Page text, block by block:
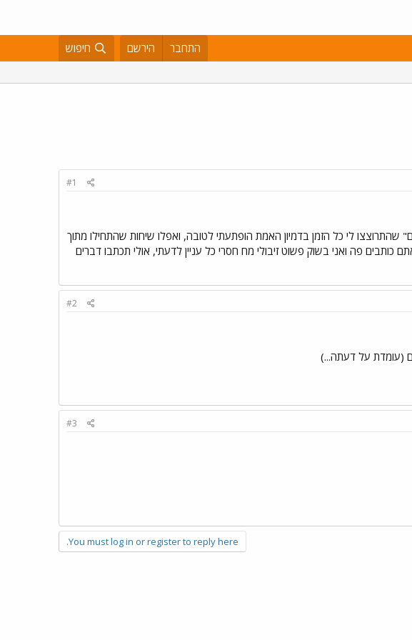
התחבר הירשם חיפוש
#1
לי כל הזמן בדמיון האמת הופתעתי לטובה, ואפלו שיחות שהתחילו מתוך
פה ואני בשוק פשוט זיבולי מח חסרי כל עניין לדעתי, אולי תכתבו דברים
#2
(עומדת על דעתה...)
#3
You must log in or register to reply here.